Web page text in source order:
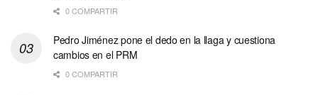
0 COMPARTIR
Pedro Jiménez pone el dedo en la llaga y cuestiona
cambios en el PRM
0 COMPARTIR